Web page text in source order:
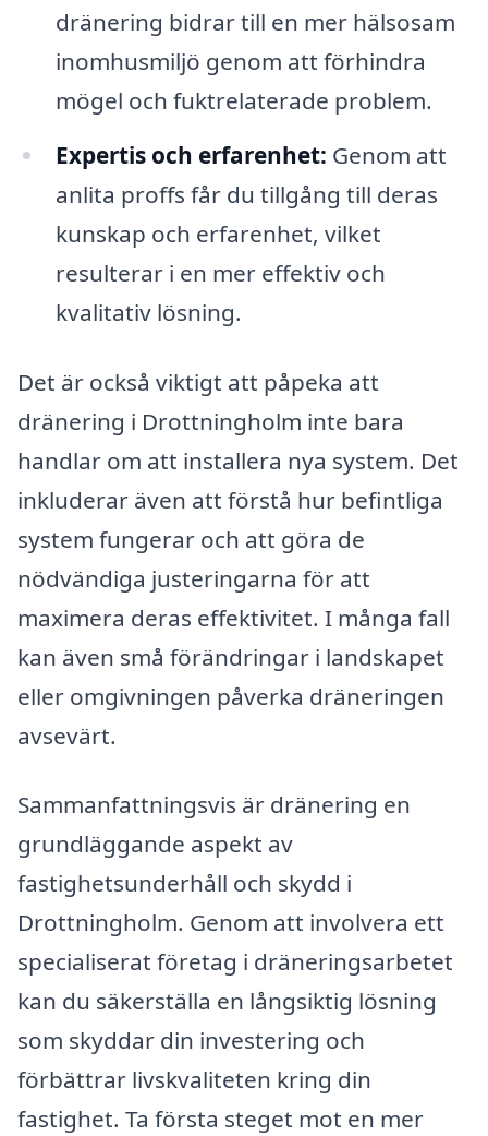
dränering bidrar till en mer hälsosam
inomhusmiljö genom att förhindra
mögel och fuktrelaterade problem.
Expertis och erfarenhet: Genom att
anlita proffs får du tillgång till deras
kunskap och erfarenhet, vilket
resulterar i en mer effektiv och
kvalitativ lösning.
Det är också viktigt att påpeka att
dränering i Drottningholm inte bara
handlar om att installera nya system. Det
inkluderar även att förstå hur befintliga
system fungerar och att göra de
nödvändiga justeringarna för att
maximera deras effektivitet. I många fall
kan även små förändringar i landskapet
eller omgivningen påverka dräneringen
avsevärt.
Sammanfattningsvis är dränering en
grundläggande aspekt av
fastighetsunderhåll och skydd i
Drottningholm. Genom att involvera ett
specialiserat företag i dräneringsarbetet
kan du säkerställa en långsiktig lösning
som skyddar din investering och
förbättrar livskvaliteten kring din
fastighet. Ta första steget mot en mer